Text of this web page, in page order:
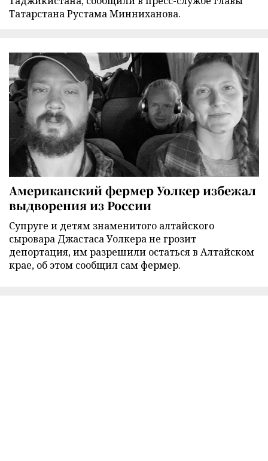
Татарстана Рустама Минниханова.
Американский фермер Уолкер избежал
выдворения из России
Супруге и детям знаменитого алтайского
сыровара Джастаса Уолкера не грозит
депортация, им разрешили остаться в Алтайском
крае, об этом сообщил сам фермер.